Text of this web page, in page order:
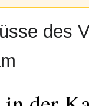
des